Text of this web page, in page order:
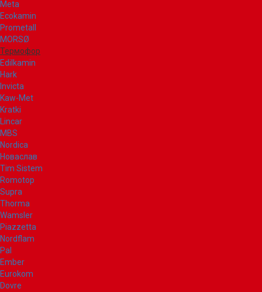
Meta
Ecokamin
Prometall
MORSØ
Термофор
Edilkamin
Hark
Invicta
Kaw-Met
Kratki
Lincar
MBS
Nordica
Новаслав
Tim Sistem
Romotop
Supra
Thorma
Wamsler
Piazzetta
Nordflam
Pal
Ember
Eurokom
Dovre